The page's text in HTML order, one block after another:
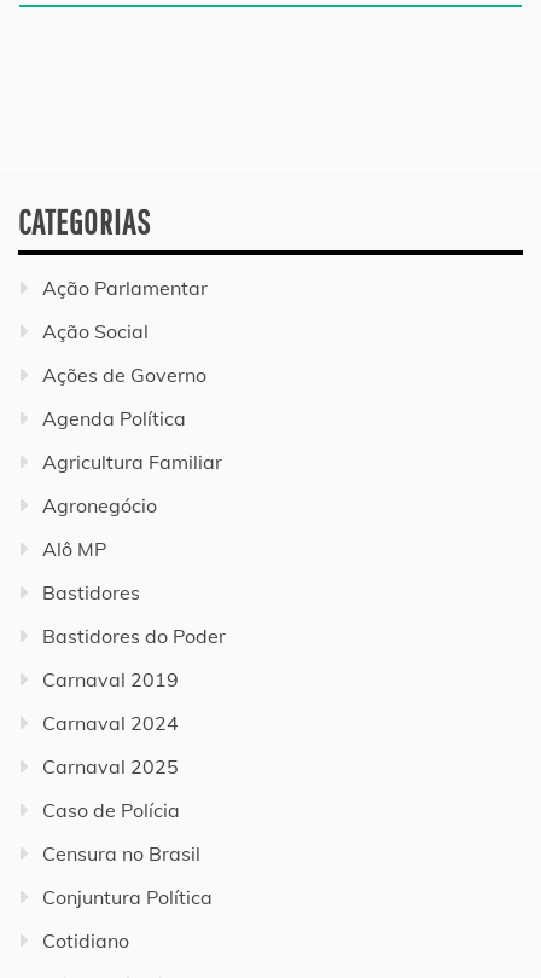
CATEGORIAS
Ação Parlamentar
Ação Social
Ações de Governo
Agenda Política
Agricultura Familiar
Agronegócio
Alô MP
Bastidores
Bastidores do Poder
Carnaval 2019
Carnaval 2024
Carnaval 2025
Caso de Polícia
Censura no Brasil
Conjuntura Política
Cotidiano